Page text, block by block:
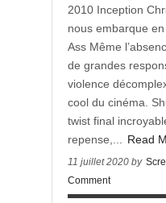
2010 Inception
nous embarque
Ass Même
de grandes
violence
cool du cinéma.
twist final
repense,...
Read
11 juillet 2020 by
Comment